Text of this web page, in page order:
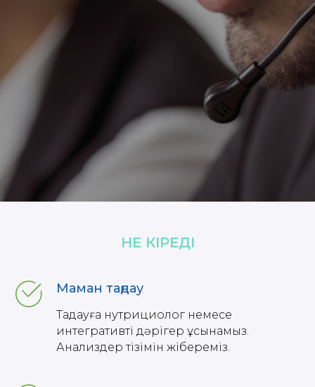
НЕ КІРЕДІ
Маман таңдау
Таңдауға нутрициолог немесе
интегративті дәрігер ұсынамыз.
Анализдер тізімін жібереміз.